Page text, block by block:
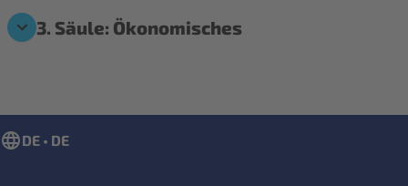
3. Säule: Ökonomisches
DE • DE